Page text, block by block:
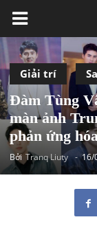
Giải trí
Đàm Tùng
màn ảnh
phản ứng
Bởi Tranq Liuty - 16/